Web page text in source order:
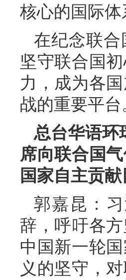
核心的国际
在纪念联合
坚守联合国
力，成为各
战的重要平台
总台华语环
席向联合国
国家自主贡
郭嘉昆：
辞，呼吁各
中国新一轮
义的坚守，